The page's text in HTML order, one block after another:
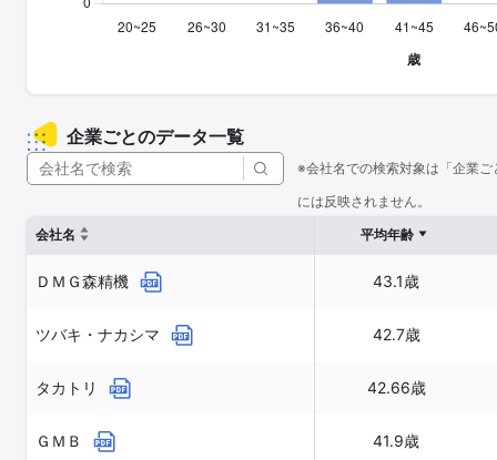
企業ごとのデータ一覧
※会社名での検索対象は「企業
には反映されません。
会社名
平均年齢
ＤＭＧ森精機 43.1歳
ツバキ・ナカシマ 42.7歳
タカトリ 42.66歳
ＧＭＢ 41.9歳